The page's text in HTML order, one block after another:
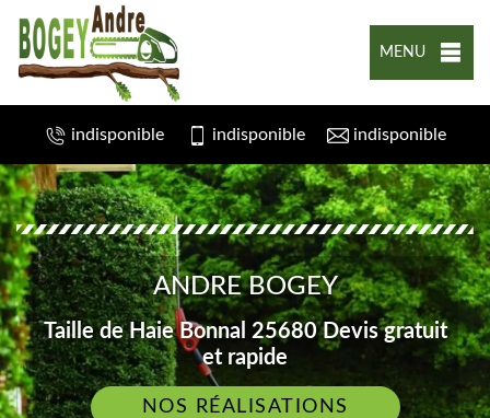
MENU
indisponible indisponible indisponible
ANDRE BOGEY
Taille de Haie Bonnal 25680 Devis gratuit
et rapide
NOS RÉALISATIONS